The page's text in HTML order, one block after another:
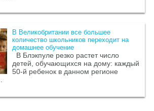
В Великобритании все большее
количество школьников переходит на
домашнее обучение
В Блэкпуле резко растет число
детей, обучающихся на дому: каждый
50-й ребенок в данном регионе